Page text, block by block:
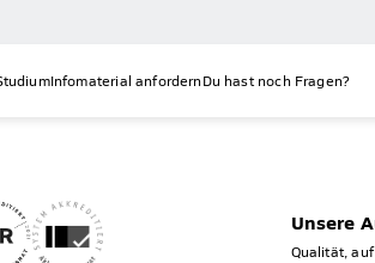
Infomaterial anfordernDu hast noch Fragen?
Unsere
Qualität,